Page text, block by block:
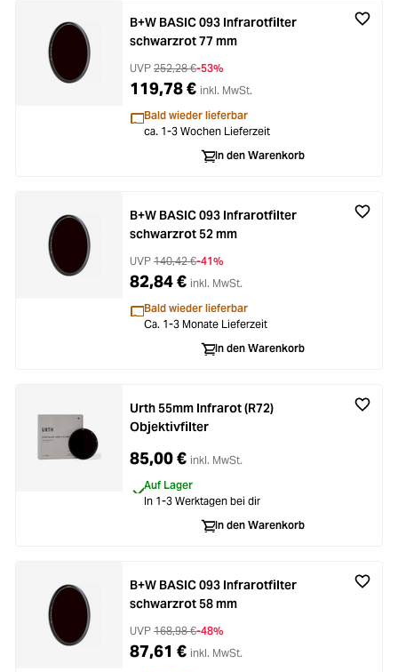
B+W BASIC 093 Infrarotfilter
schwarzrot 77 mm
UVP 252,28 €-53%
119,78 € inkl. MwSt.
Bald wieder lieferbar
ca. 1-3 Wochen Lieferzeit
In den Warenkorb
B+W BASIC 093 Infrarotfilter
schwarzrot 52 mm
UVP 140,42 €-41%
82,84 € inkl. MwSt.
Bald wieder lieferbar
Ca. 1-3 Monate Lieferzeit
In den Warenkorb
Urth 55mm Infrarot (R72)
Objektivfilter
85,00 € inkl. MwSt.
Auf Lager
In 1-3 Werktagen bei dir
In den Warenkorb
B+W BASIC 093 Infrarotfilter
schwarzrot 58 mm
UVP 168,98 €-48%
87,61 € inkl. MwSt.